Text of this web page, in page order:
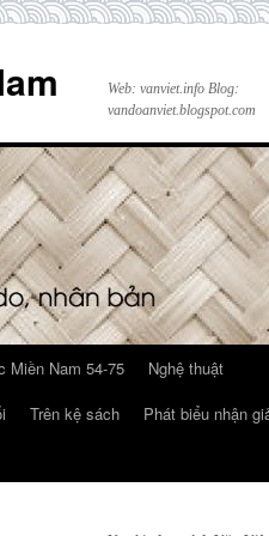
Web: vanviet.info Blog:
vandoanviet.blogspot.com
Miền Nam 54-75
Nghệ thuật
Trên kệ sách
Phát biểu nhận